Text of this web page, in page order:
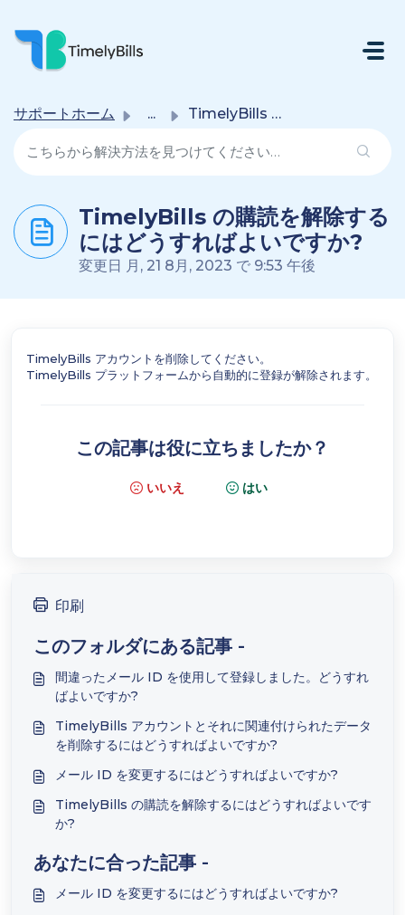
メインコンテンツに移動
サポートホーム ... TimelyBills の購読を解除するにはどうすればよいですか?
TimelyBills の購読を解除する
にはどうすればよいですか?
変更日 月, 21 8月, 2023 で 9:53 午後
TimelyBills アカウントを削除してください。
TimelyBills プラットフォームから自動的に登録が解除されます。
この記事は役に立ちましたか？
いいえ はい
印刷
このフォルダにある記事 -
間違ったメール ID を使用して登録しました。どうすれ
ばよいですか?
TimelyBills アカウントとそれに関連付けられたデータ
を削除するにはどうすればよいですか?
メール ID を変更するにはどうすればよいですか?
TimelyBills の購読を解除するにはどうすればよいです
か?
あなたに合った記事 -
メール ID を変更するにはどうすればよいですか?